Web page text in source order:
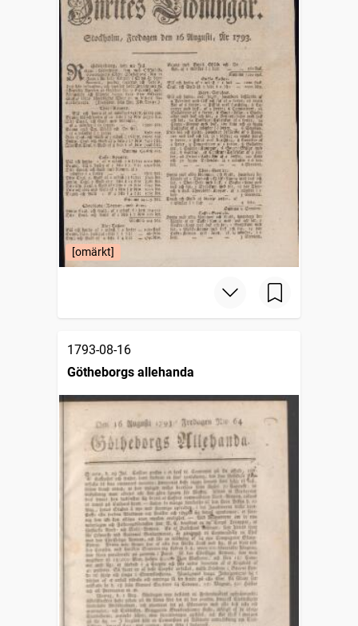
[omärkt]
1793-08-16
Götheborgs allehanda